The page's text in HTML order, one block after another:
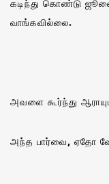
கடிந்து கொண்டு
வாங்கவில்லை.
அவளை கூர்ந்து
அந்த பார்வை, ஏதோ